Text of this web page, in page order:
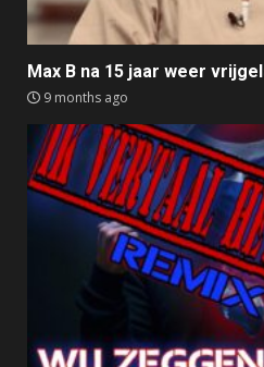
Max B na 15 jaar weer
9 months ago